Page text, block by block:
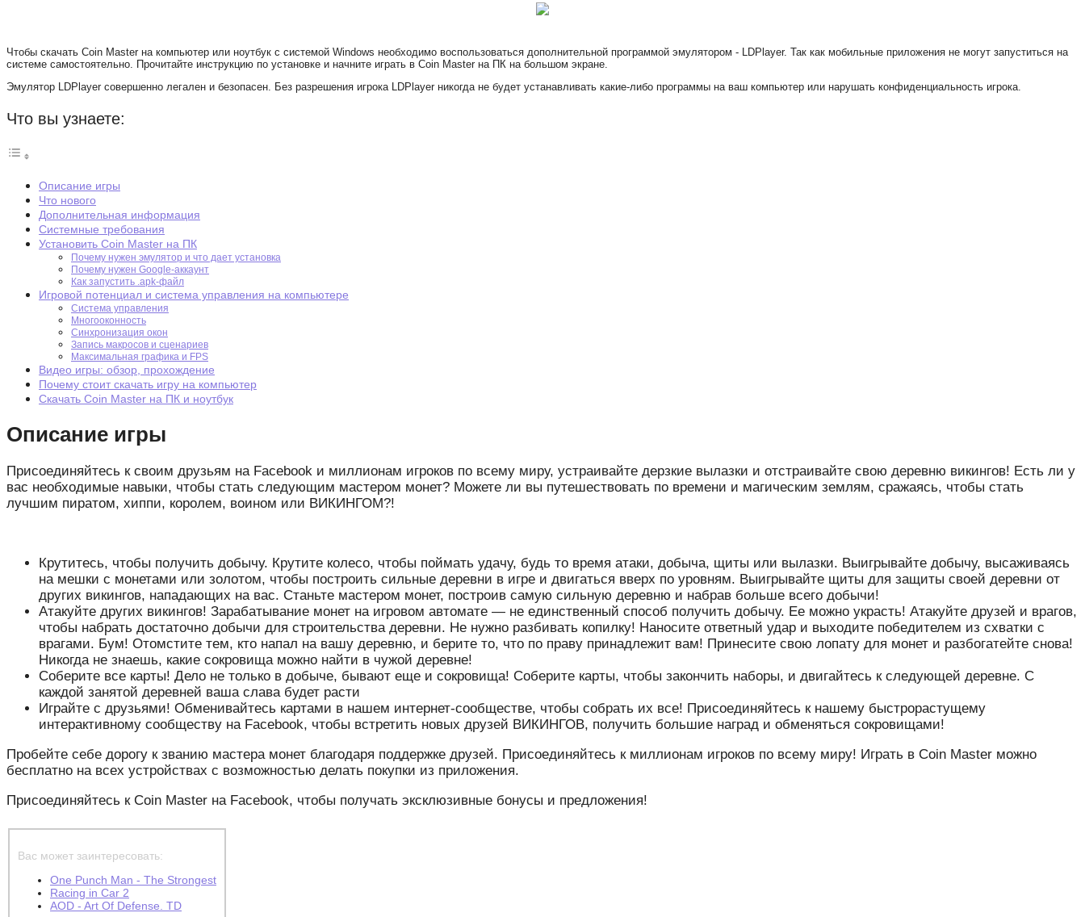
Чтобы скачать Coin Master на компьютер или ноутбук с системой Windows необходимо воспользоваться дополнительной программой эмулятором - LDPlayer. Так как мобильные приложения не могут запуститься на
системе самостоятельно. Прочитайте инструкцию по установке и начните играть в Coin Master на ПК на большом экране.
Эмулятор LDPlayer совершенно легален и безопасен. Без разрешения игрока LDPlayer никогда не будет устанавливать какие-либо программы на ваш компьютер или нарушать конфиденциальность игрока.
Что вы узнаете:
Описание игры
Что нового
Дополнительная информация
Системные требования
Установить Coin Master на ПК
Почему нужен эмулятор и что дает установка
Почему нужен Google-аккаунт
Как запустить .apk-файл
Игровой потенциал и система управления на компьютере
Система управления
Многооконность
Синхронизация окон
Запись макросов и сценариев
Максимальная графика и FPS
Видео игры: обзор, прохождение
Почему стоит скачать игру на компьютер
Скачать Coin Master на ПК и ноутбук
Описание игры
Присоединяйтесь к своим друзьям на Facebook и миллионам игроков по всему миру, устраивайте дерзкие вылазки и отстраивайте свою деревню викингов! Есть ли у
вас необходимые навыки, чтобы стать следующим мастером монет? Можете ли вы путешествовать по времени и магическим землям, сражаясь, чтобы стать
лучшим пиратом, хиппи, королем, воином или ВИКИНГОМ?!
Крутитесь, чтобы получить добычу. Крутите колесо, чтобы поймать удачу, будь то время атаки, добыча, щиты или вылазки. Выигрывайте добычу, высаживаясь
на мешки с монетами или золотом, чтобы построить сильные деревни в игре и двигаться вверх по уровням. Выигрывайте щиты для защиты своей деревни от
других викингов, нападающих на вас. Станьте мастером монет, построив самую сильную деревню и набрав больше всего добычи!
Атакуйте других викингов! Зарабатывание монет на игровом автомате — не единственный способ получить добычу. Ее можно украсть! Атакуйте друзей и врагов,
чтобы набрать достаточно добычи для строительства деревни. Не нужно разбивать копилку! Наносите ответный удар и выходите победителем из схватки с
врагами. Бум! Отомстите тем, кто напал на вашу деревню, и берите то, что по праву принадлежит вам! Принесите свою лопату для монет и разбогатейте снова!
Никогда не знаешь, какие сокровища можно найти в чужой деревне!
Соберите все карты! Дело не только в добыче, бывают еще и сокровища! Соберите карты, чтобы закончить наборы, и двигайтесь к следующей деревне. С
каждой занятой деревней ваша слава будет расти
Играйте с друзьями! Обменивайтесь картами в нашем интернет-сообществе, чтобы собрать их все! Присоединяйтесь к нашему быстрорастущему
интерактивному сообществу на Facebook, чтобы встретить новых друзей ВИКИНГОВ, получить большие наград и обменяться сокровищами!
Пробейте себе дорогу к званию мастера монет благодаря поддержке друзей. Присоединяйтесь к миллионам игроков по всему миру! Играть в Coin Master можно
бесплатно на всех устройствах с возможностью делать покупки из приложения.
Присоединяйтесь к Coin Master на Facebook, чтобы получать эксклюзивные бонусы и предложения!
Вас может заинтересовать:
One Punch Man - The Strongest
Racing in Car 2
AOD - Art Of Defense. TD